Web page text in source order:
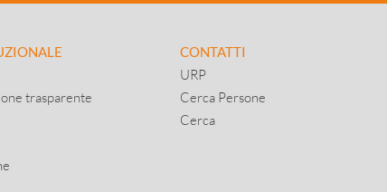
trasparente
CONTATTI
URP
Cerca Persone
Cerca